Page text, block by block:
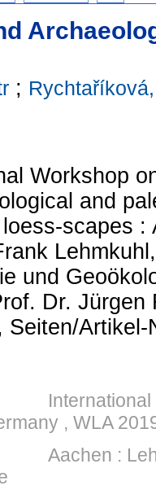
;
Workshop
and
scapes
und
Dr.
Seiten/Artikel-
, WLA
Aachen :